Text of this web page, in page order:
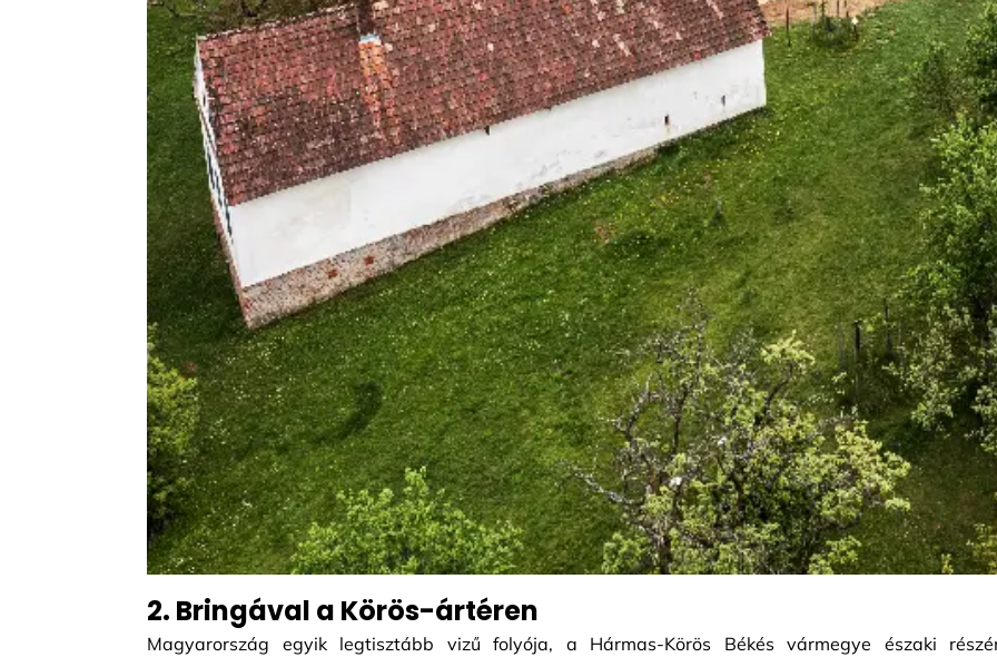
2. Bringával a Körös-ártéren
Magyarország egyik legtisztább vizű folyója, a Hármas-Körös Békés vármegye északi